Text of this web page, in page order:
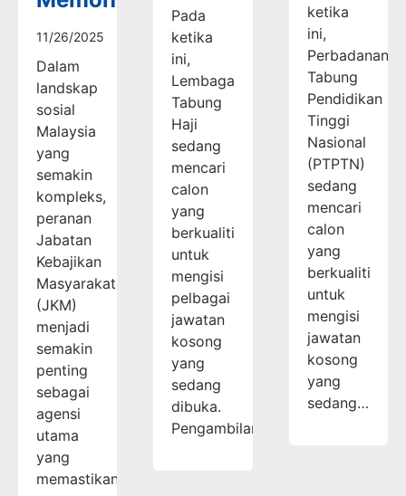
11/26/2025
Dalam
landskap
sosial
Malaysia
yang
semakin
kompleks,
peranan
Jabatan
Kebajikan
Masyarakat
(JKM)
menjadi
semakin
penting
sebagai
agensi
utama
yang
memastikan…
Pada
ketika
ini,
Lembaga
Tabung
Haji
sedang
mencari
calon
yang
berkualiti
untuk
mengisi
pelbagai
jawatan
kosong
yang
sedang
dibuka.
Pengambilan…
ketika
ini,
Perbadanan
Tabung
Pendidikan
Tinggi
Nasional
(PTPTN)
sedang
mencari
calon
yang
berkualiti
untuk
mengisi
jawatan
kosong
yang
sedang…